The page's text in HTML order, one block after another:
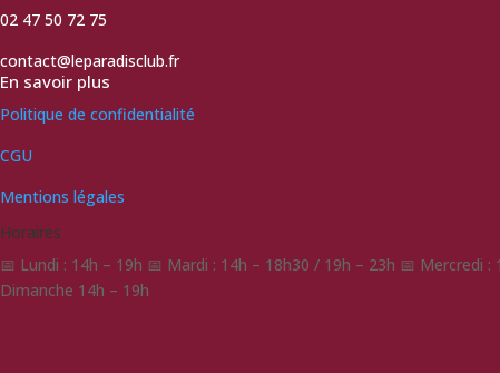
02 47 50 72 75
contact@leparadisclub.fr
En savoir plus
Politique de confidentialité
CGU
Mentions légales
Horaires
📅 Lundi : 14h – 19h 📅 Mardi : 14h – 18h30 / 19h – 23h 📅 Mercredi
Dimanche 14h – 19h